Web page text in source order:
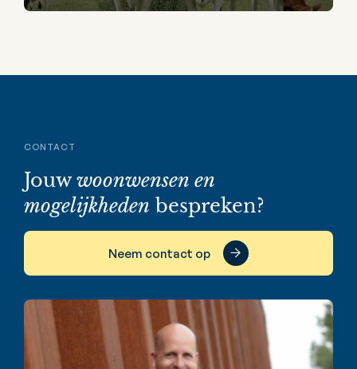
CONTACT
Jouwwoonwensen en
mogelijkheden bespreken?
Neem contact op